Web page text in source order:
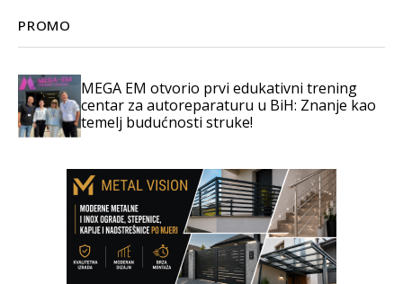
PROMO
MEGA EM otvorio prvi edukativni trening
centar za autoreparaturu u BiH: Znanje kao
temelj budućnosti struke!